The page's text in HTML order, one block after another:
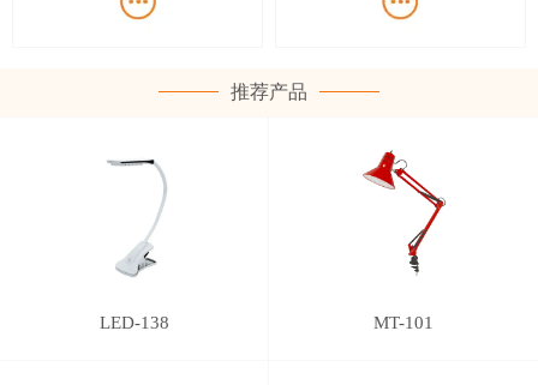
推荐产品
LED-138 MT-101